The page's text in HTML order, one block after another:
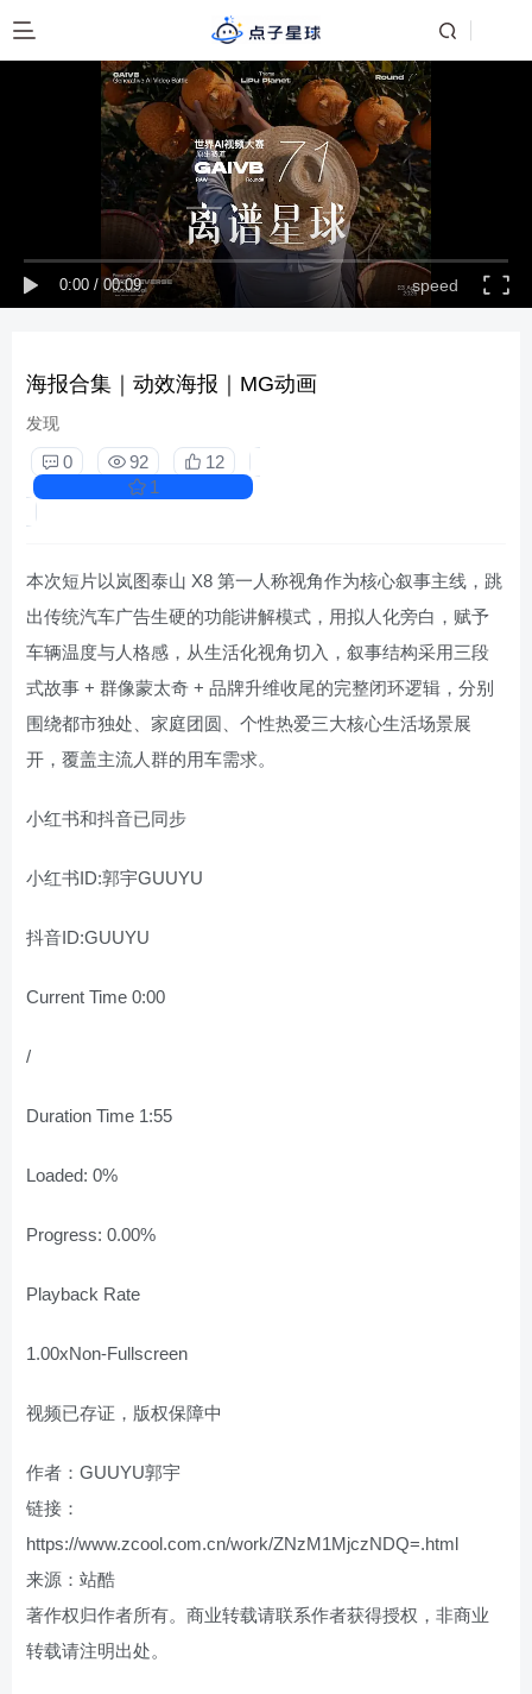
0:00 / 00:09 speed
海报合集｜动效海报｜MG动画
发现
0 92
12
1
本次短片以岚图泰山 X8 第一人称视角作为核心叙事主线，跳
出传统汽车广告生硬的功能讲解模式，用拟人化旁白，赋予
车辆温度与人格感，从生活化视角切入，叙事结构采用三段
式故事 + 群像蒙太奇 + 品牌升维收尾的完整闭环逻辑，分别
围绕都市独处、家庭团圆、个性热爱三大核心生活场景展
开，覆盖主流人群的用车需求。
小红书和抖音已同步
小红书ID:郭宇GUUYU
抖音ID:GUUYU
Current Time 0:00
/
Duration Time 1:55
Loaded: 0%
Progress: 0.00%
Playback Rate
1.00xNon-Fullscreen
视频已存证，版权保障中
作者：GUUYU郭宇
链接：
https://www.zcool.com.cn/work/ZNzM1MjczNDQ=.html
来源：站酷
著作权归作者所有。商业转载请联系作者获得授权，非商业
转载请注明出处。